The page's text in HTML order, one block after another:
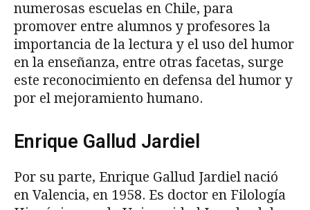
numerosas escuelas en Chile, para
promover entre alumnos y profesores la
importancia de la lectura y el uso del humor
en la enseñanza, entre otras facetas, surge
este reconocimiento en defensa del humor y
por el mejoramiento humano.
Enrique Gallud Jardiel
Por su parte, Enrique Gallud Jardiel nació
en Valencia, en 1958. Es doctor en Filología